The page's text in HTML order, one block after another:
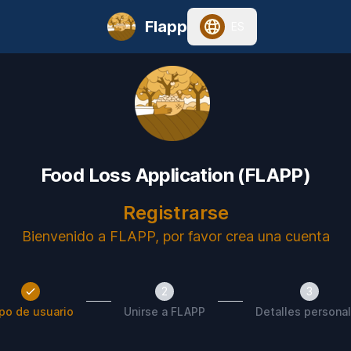
Flapp
Food Loss Application (FLAPP)
Registrarse
Bienvenido a FLAPP, por favor crea una cuenta
de usuario
2
Unirse a FLAPP
3
Detalles